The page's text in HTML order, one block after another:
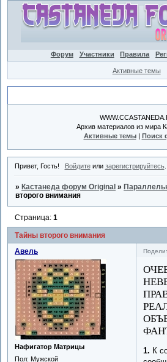
Форум Участники Правила
Активные темы
Архив материалов из мира
Активные темы| Поиск
Привет, Гость! Войдитеили зарегистрируйтесь.
» Кастанеда форум Original »
второго внимания
Тайны второго внимания
Страница:1
Авель
Нафигатор Матрицы
Пол: Мужской
1. К